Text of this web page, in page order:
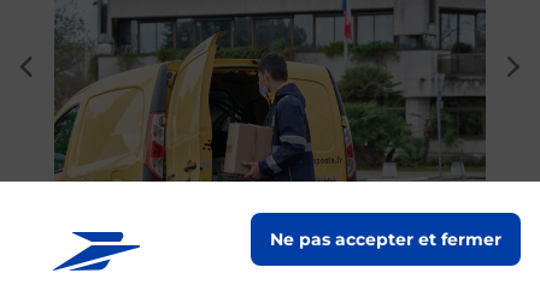
Ne pas accepter et fermer
Envoyer un colis